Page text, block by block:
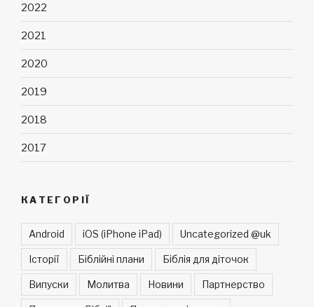
2022
2021
2020
2019
2018
2017
КАТЕГОРІЇ
Android iOS (iPhone iPad) Uncategorized @uk
Історії Біблійні плани Біблія для діточок
Випуски Молитва Новини Партнерство